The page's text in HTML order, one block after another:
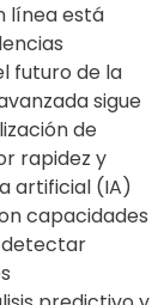
línea está
futuro de la
sigue
de
rapidez y
artificial (IA)
capacidades
detectar